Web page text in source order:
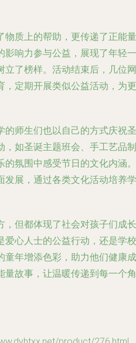
物质上的帮助，更传递了正能量
影响力参与公益，展现了年轻一
立了榜样。活动结束后，几位网
，定期开展类似公益活动，为更
的师生们也以自己的方式庆祝圣
，如圣诞主题班会、手工艺品制
的氛围中感受节日的文化内涵。
发展，通过各类文化活动培养学
，但都体现了社会对孩子们成长
爱心人士的公益行动，还是学校
童年增添色彩，助力他们健康成
量故事，让温暖传递到每一个角